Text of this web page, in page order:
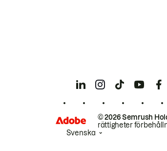
© 2026 Semrush
rättigheter
Svenska